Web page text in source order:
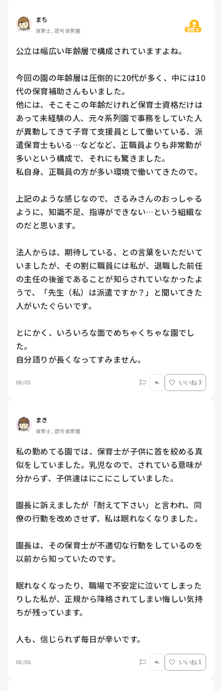
まち
保育士, 認可保育園 質問主
公立は幅広い年齢層で構成されていますよね。
今回の園の年齢層は圧倒的に20代が多く、中には10
代の保育補助さんもいました。
他には、そこそこの年齢だけれど保育士資格だけは
あって未経験の人、元々系列園で事務をしていた人
が異動してきて子育て支援員として働いている、派
遣保育士もいる…などなど、正職員よりも非常勤が
多いという構成で、それにも驚きました。
私自身、正職員の方が多い環境で働いてきたので。
上記のような感じなので、さるみさんのおっしゃる
ように、知識不足、指導ができない…という組織な
のだと思います。
法人からは、期待している、との言葉をいただいて
いましたが、その割に職員には私が、退職した前任
の主任の後釜であることが知らされていなかったよ
うで、「先生（私）は派遣ですか？」と聞いてきた
人がいたぐらいです。
とにかく、いろいろな面でめちゃくちゃな園でし
た。
自分語りが長くなってすみません。
06/05 いいね 3
まき
保育士, 認可保育園
私の勤めてる園では、保育士が子供に首を絞める真
似をしていました。乳児なので、されている意味が
分からず、子供達はにこにこしていました。
園長に訴えましたが「耐えて下さい」と言われ、同
僚の行動を改めさせず、私は眠れなくなりました。
園長は、その保育士が不適切な行動をしているのを
以前から知っていたのです。
眠れなくなったり、職場で不安定に泣いてしまった
りした私が、正規から降格されてしまい悔しい気持
ちが残っています。
人も、信じられず毎日が辛いです。
06/06 いいね 1